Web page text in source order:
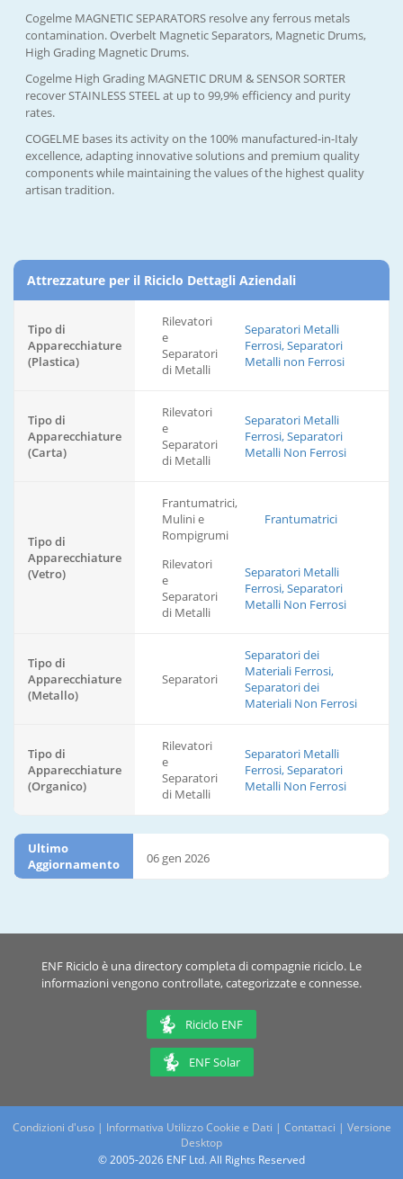
Cogelme MAGNETIC SEPARATORS resolve any ferrous metals
contamination. Overbelt Magnetic Separators, Magnetic Drums,
High Grading Magnetic Drums.
Cogelme High Grading MAGNETIC DRUM & SENSOR SORTER
recover STAINLESS STEEL at up to 99,9% efficiency and purity
rates.
COGELME bases its activity on the 100% manufactured-in-Italy
excellence, adapting innovative solutions and premium quality
components while maintaining the values of the highest quality
artisan tradition.
Attrezzature per il Riciclo Dettagli Aziendali
Tipo di
Apparecchiature
(Plastica)
Rilevatori
e
Separatori
di Metalli
Separatori Metalli
Ferrosi, Separatori
Metalli non Ferrosi
Tipo di
Apparecchiature
(Carta)
Rilevatori
e
Separatori
di Metalli
Separatori Metalli
Ferrosi, Separatori
Metalli Non Ferrosi
Tipo di
Apparecchiature
(Vetro)
Frantumatrici,
Mulini e
Rompigrumi
Frantumatrici
Rilevatori
e
Separatori
di Metalli
Separatori Metalli
Ferrosi, Separatori
Metalli Non Ferrosi
Tipo di
Apparecchiature
(Metallo)
Separatori
Separatori dei
Materiali Ferrosi,
Separatori dei
Materiali Non Ferrosi
Tipo di
Apparecchiature
(Organico)
Rilevatori
e
Separatori
di Metalli
Separatori Metalli
Ferrosi, Separatori
Metalli Non Ferrosi
Ultimo
Aggiornamento
06 gen 2026
ENF Riciclo è una directory completa di compagnie riciclo. Le
informazioni vengono controllate, categorizzate e connesse.
Riciclo ENF
ENF Solar
Condizioni d'uso| Informativa Utilizzo Cookie e Dati | Contattaci | Versione
Desktop
© 2005-2026 ENF Ltd. All Rights Reserved